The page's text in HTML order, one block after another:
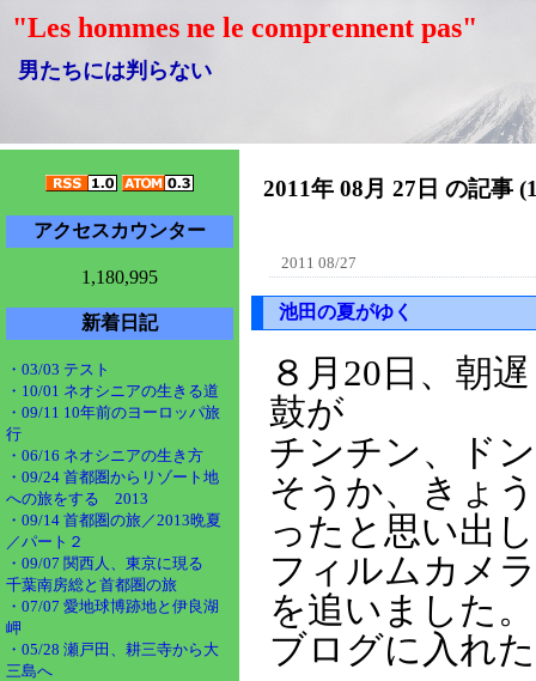
"Les hommes ne le comprennent pas"
男たちには判らない
アクセスカウンター
1,180,995
新着日記
・03/03 テスト
・10/01 ネオシニアの生きる道
・09/11 10年前のヨーロッパ旅
行
・06/16 ネオシニアの生き方
・09/24 首都圏からリゾート地
への旅をする 2013
・09/14 首都圏の旅／2013晩夏
／パート２
・09/07 関西人、東京に現る
千葉南房総と首都圏の旅
・07/07 愛地球博跡地と伊良湖
岬
・05/28 瀬戸田、耕三寺から大
三島へ
2011年 08月 27日 の記事
2011 08/27
池田の夏がゆく
８月20日、朝
鼓が
チンチン、ド
そうか、きょ
ったと思い出し
フィルムカメ
を追いました。
ブログに入れ